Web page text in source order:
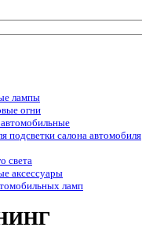
лампы
огни
подсветки салона автомобиля
света
аксессуары
ламп